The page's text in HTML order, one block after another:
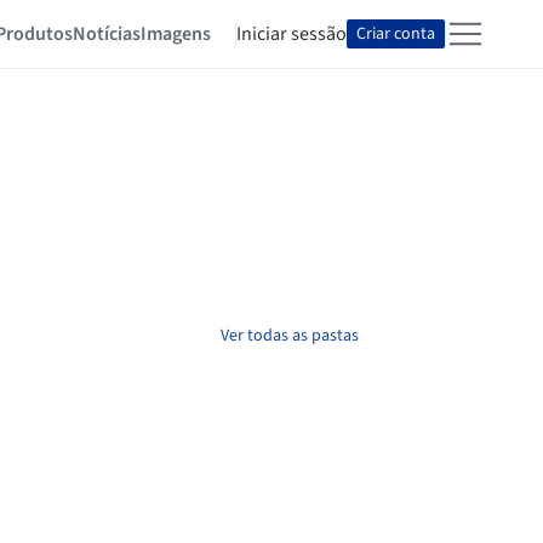
NotíciasImagens Iniciar sessão Criar conta
Ver todas as pastas